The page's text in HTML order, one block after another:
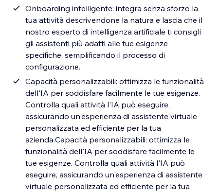
Onboarding intelligente: integra senza sforzo la
tua attività descrivendone la natura e lascia che il
nostro esperto di intelligenza artificiale ti consigli
gli assistenti più adatti alle tue esigenze
specifiche, semplificando il processo di
configurazione.
Capacità personalizzabili: ottimizza le funzionalità
dell'IA per soddisfare facilmente le tue esigenze.
Controlla quali attività l'IA può eseguire,
assicurando un'esperienza di assistente virtuale
personalizzata ed efficiente per la tua
azienda.Capacità personalizzabili: ottimizza le
funzionalità dell'IA per soddisfare facilmente le
tue esigenze. Controlla quali attività l'IA può
eseguire, assicurando un'esperienza di assistente
virtuale personalizzata ed efficiente per la tua